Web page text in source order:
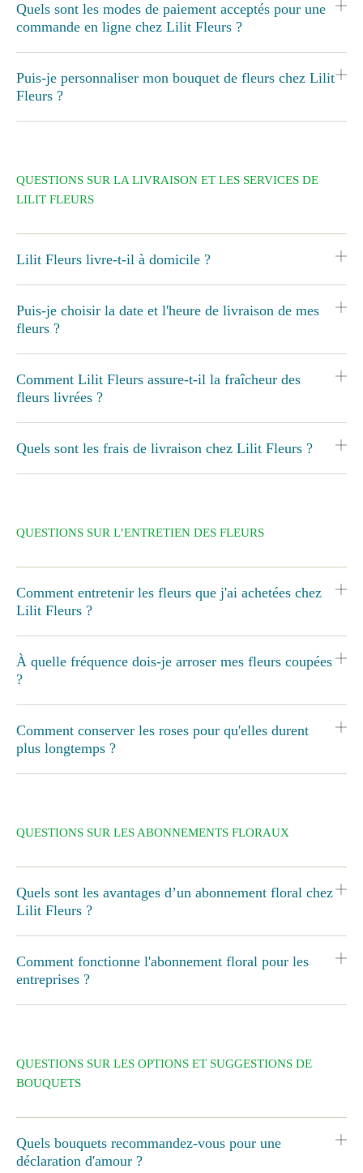
Quels sont les modes de paiement acceptés pour une
commande en ligne chez Lilit Fleurs ?
Puis-je personnaliser mon bouquet de fleurs chez Lilit
Fleurs ?
QUESTIONS SUR LA LIVRAISON ET LES SERVICES DE
LILIT FLEURS
Lilit Fleurs livre-t-il à domicile ?
Puis-je choisir la date et l'heure de livraison de mes
fleurs ?
Comment Lilit Fleurs assure-t-il la fraîcheur des
fleurs livrées ?
Quels sont les frais de livraison chez Lilit Fleurs ?
QUESTIONS SUR L’ENTRETIEN DES FLEURS
Comment entretenir les fleurs que j'ai achetées chez
Lilit Fleurs ?
À quelle fréquence dois-je arroser mes fleurs coupées
?
Comment conserver les roses pour qu'elles durent
plus longtemps ?
QUESTIONS SUR LES ABONNEMENTS FLORAUX
Quels sont les avantages d’un abonnement floral chez
Lilit Fleurs ?
Comment fonctionne l'abonnement floral pour les
entreprises ?
QUESTIONS SUR LES OPTIONS ET SUGGESTIONS DE
BOUQUETS
Quels bouquets recommandez-vous pour une
déclaration d'amour ?